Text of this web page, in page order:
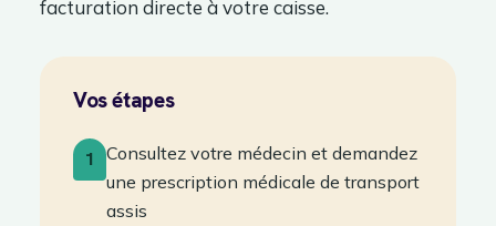
facturation directe à votre caisse.
Vos étapes
1
Consultez votre médecin et demandez
une prescription médicale de transport
assis